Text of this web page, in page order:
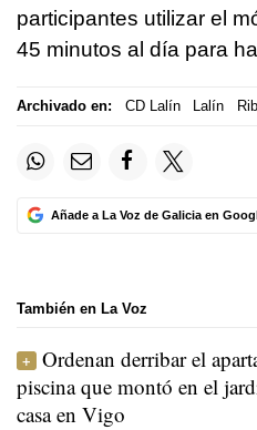
participantes utilizar el
45 minutos al día para
Archivado en: CD Lalín Lalín
Añade a La Voz de Galicia en
También en La Voz
Ordenan derribar el
piscina que montó en el
casa en Vigo